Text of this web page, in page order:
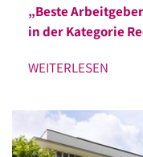
„Beste
in der Kategorie
WEITERLESEN